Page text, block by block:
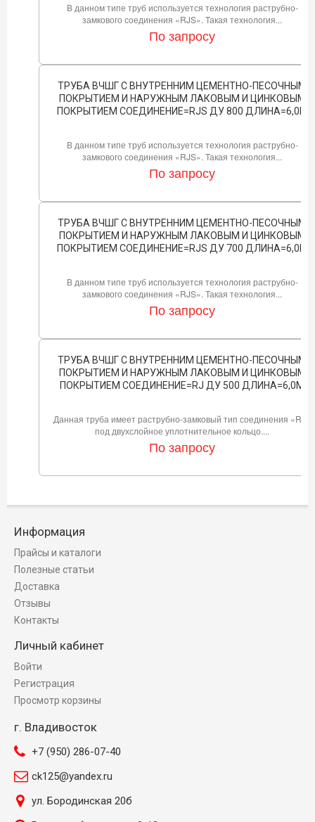
В данном типе труб используется технология раструбно-
замкового соединения «RJS». Такая технология...
По запросу
ТРУБА ВЧШГ С ВНУТРЕННИМ ЦЕМЕНТНО-ПЕСОЧНЫМ
ПОКРЫТИЕМ И НАРУЖНЫМ ЛАКОВЫМ И ЦИНКОВЫМ
ПОКРЫТИЕМ СОЕДИНЕНИЕ=RJS ДУ 800 ДЛИНА=6,0М
В данном типе труб используется технология раструбно-
замкового соединения «RJS». Такая технология...
По запросу
ТРУБА ВЧШГ С ВНУТРЕННИМ ЦЕМЕНТНО-ПЕСОЧНЫМ
ПОКРЫТИЕМ И НАРУЖНЫМ ЛАКОВЫМ И ЦИНКОВЫМ
ПОКРЫТИЕМ СОЕДИНЕНИЕ=RJS ДУ 700 ДЛИНА=6,0М
В данном типе труб используется технология раструбно-
замкового соединения «RJS». Такая технология...
По запросу
ТРУБА ВЧШГ С ВНУТРЕННИМ ЦЕМЕНТНО-ПЕСОЧНЫМ
ПОКРЫТИЕМ И НАРУЖНЫМ ЛАКОВЫМ И ЦИНКОВЫМ
ПОКРЫТИЕМ СОЕДИНЕНИЕ=RJ ДУ 500 ДЛИНА=6,0М
Данная труба имеет раструбно-замковый тип соединения «RJ»
под двухслойное уплотнительное кольцо....
По запросу
Информация
Прайсы и каталоги
Полезные статьи
Доставка
Отзывы
Контакты
Личный кабинет
Войти
Регистрация
Просмотр корзины
г. Владивосток
+7 (950) 286-07-40
ck125@yandex.ru
ул. Бородинская 20б